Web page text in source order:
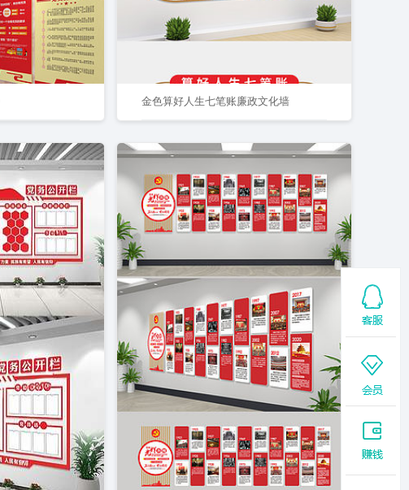
金色算好人生七笔账廉政文化墙